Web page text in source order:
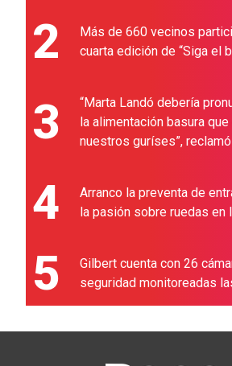
2
Más de 660 vecinos
cuarta edición de “Siga el
3
“Marta Landó debería
la alimentación basura
nuestros guríses”,
4
Arranco la preventa de
la pasión sobre ruedas en
5
Gilbert cuenta con 26
seguridad monitoreadas